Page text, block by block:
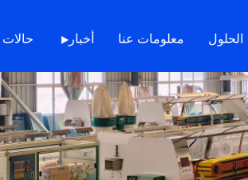
الحلول معلومات عنا أخبار حالات